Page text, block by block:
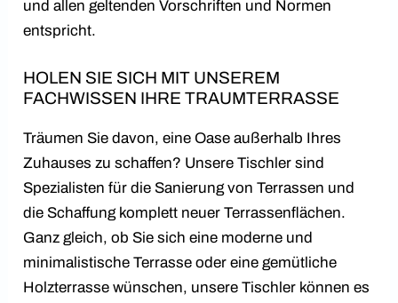
und allen geltenden Vorschriften und Normen
entspricht.
HOLEN SIE SICH MIT UNSEREM
FACHWISSEN IHRE TRAUMTERRASSE
Träumen Sie davon, eine Oase außerhalb Ihres
Zuhauses zu schaffen? Unsere Tischler sind
Spezialisten für die Sanierung von Terrassen und
die Schaffung komplett neuer Terrassenflächen.
Ganz gleich, ob Sie sich eine moderne und
minimalistische Terrasse oder eine gemütliche
Holzterrasse wünschen, unsere Tischler können es